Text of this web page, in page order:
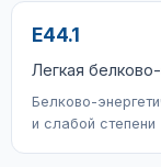
E44.1
Легкая
Белково-
и слабой степени